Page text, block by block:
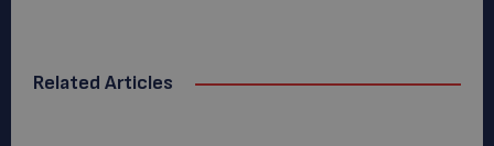
Related Articles